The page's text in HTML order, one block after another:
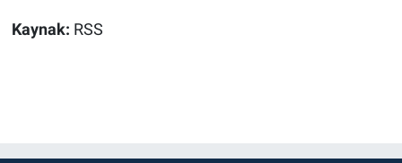
Kaynak: RSS